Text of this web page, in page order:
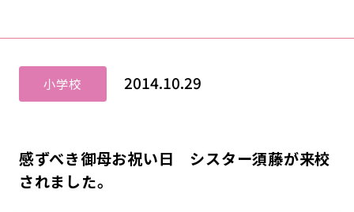
小学校 2014.10.29
感ずべき御母お祝い日 シスター須藤が来校
されました。